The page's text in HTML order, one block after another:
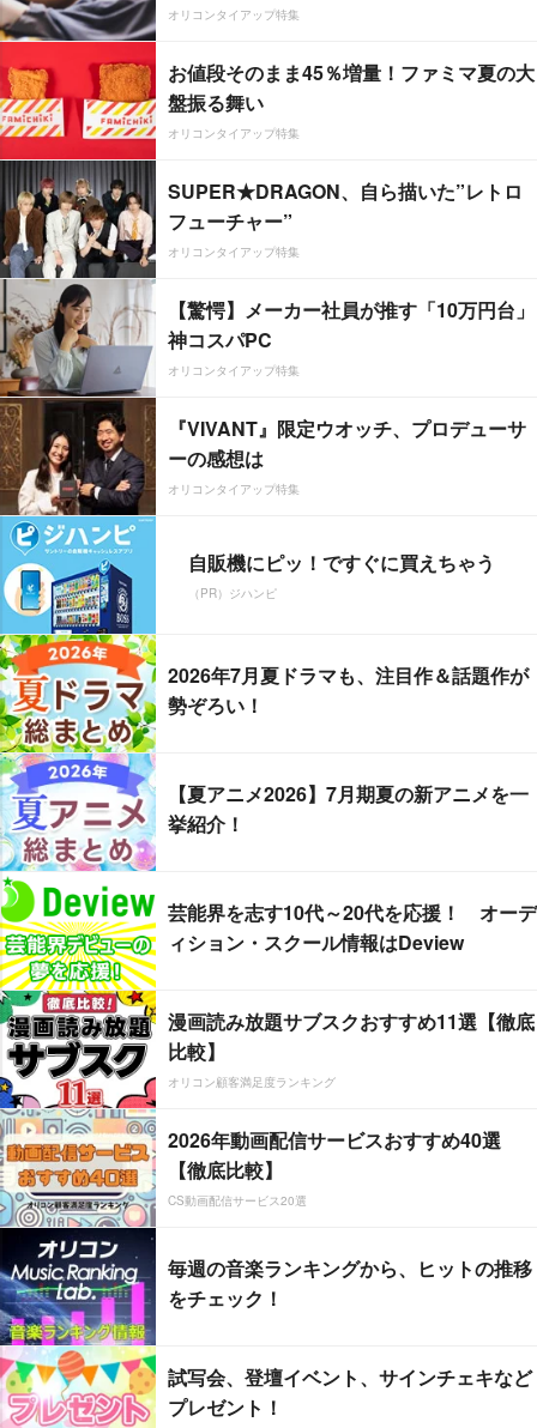
オリコンタイアップ特集
お値段そのまま45％増量！ファミマ夏の大
盤振る舞い
オリコンタイアップ特集
SUPER★DRAGON、自ら描いた”レトロ
フューチャー”
オリコンタイアップ特集
【驚愕】メーカー社員が推す「10万円台」
神コスパPC
オリコンタイアップ特集
『VIVANT』限定ウオッチ、プロデューサ
ーの感想は
オリコンタイアップ特集
自販機にピッ！ですぐに買えちゃう
（PR）ジハンピ
2026年7月夏ドラマも、注目作＆話題作が
勢ぞろい！
【夏アニメ2026】7月期夏の新アニメを一
挙紹介！
芸能界を志す10代～20代を応援！ オーデ
ィション・スクール情報はDeview
漫画読み放題サブスクおすすめ11選【徹底
比較】
オリコン顧客満足度ランキング
2026年動画配信サービスおすすめ40選
【徹底比較】
CS動画配信サービス20選
毎週の音楽ランキングから、ヒットの推移
をチェック！
試写会、登壇イベント、サインチェキなど
プレゼント！